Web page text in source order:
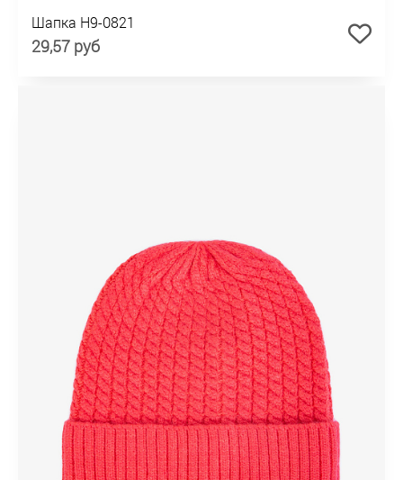
Шапка H9-0821
29,57 руб